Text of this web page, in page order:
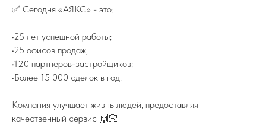
✅ Сегодня «АЯКС» - это:
•25 лет успешной работы;
•25 офисов продаж;
•120 партнеров-застройщиков;
•Более 15 000 сделок в год.
Компания улучшает жизнь людей, предоставляя
качественный сервис 🙌🏻
ФЕДЕРАЦИИ ИЖС
TELEGRAM